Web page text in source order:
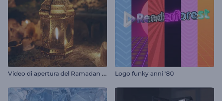
V
ideo di apertura del Ramadan di Luminary Logo funky anni '80